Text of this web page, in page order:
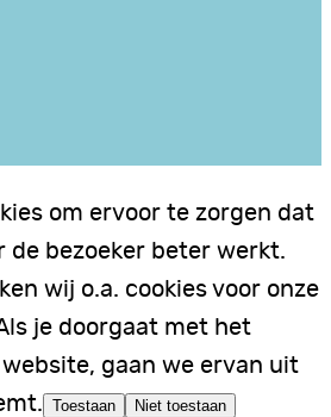
om ervoor te zorgen dat
de bezoeker beter werkt.
wij o.a. cookies voor onze
je doorgaat met het
gaan we ervan uit
Toestaan Niet toestaan